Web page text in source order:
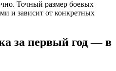
Точный размер боевых
и зависит от конкретных
за первый год —в